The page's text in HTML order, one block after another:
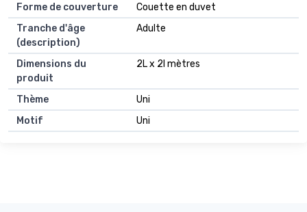
Forme de couverture
Couette en duvet
Tranche d'âge
(description)
Adulte
Dimensions du
produit
2L x 2l mètres
Thème
Uni
Motif
Uni